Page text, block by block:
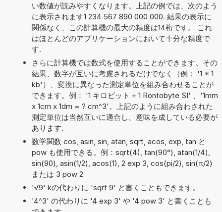
い数値が読みやすくなります。上記の例では、次のよう
に表示されます1 234 567 890 000 000. 結果の表示に
関係なく、この計算機の最大の精度は14桁です。 これ
はほとんどのアプリケーションにおいて十分な精度で
す.
さらに計算機では数式を使用することができます。その
結果、数字が互いに考慮されるだけでなく（例： '1 * 1
kb'）、変換に異なった測定単位を組み合わせることが
できます。例： '1 キロビット + 1 Rontobyte SI' 、'1mm
x 1cm x 1dm = ? cm^3'。上記のように組み合わされた
測定単位は当然互いに適合し、意味を成している必要が
あります.
数学関数 cos, asin, sin, atan, sqrt, acos, exp, tan と
pow も使用できる。例：sqrt(4), tan(90°), atan(1/4),
sin(90), asin(1/2), acos(1), 2 exp 3, cos(pi/2), sin(π/2)
または 3 pow 2
'√9' kの代わりに 'sqrt 9' と書くこともできます。
'4^3' の代わりに '4 exp 3' や '4 pow 3' と書くことも